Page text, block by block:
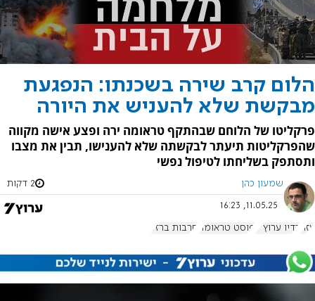
הלום קרב שירה בשכנתו: הנפגעת
מבקשת שלא להעניש את היורה
פרקליטו של הלוחם שבהתקף טראומה ירה ופצע אישה מקווה
שהפרקליטות תיעתר לבקשתה שלא להענישו, תבין את מצבו
ותסתפק בשליחתו לטיפול נפשי
שמעון כהן 2 דקות
11.05.25, 16:23
עזה רדיו ערוץ 7 פוסט טראומה חרבות ברזל